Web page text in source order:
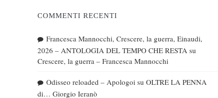
COMMENTI RECENTI
Francesca Mannocchi, Crescere, la guerra, Einaudi,
2026 – ANTOLOGIA DEL TEMPO CHE RESTA su
Crescere, la guerra – Francesca Mannocchi
Odisseo reloaded – Apologoi su OLTRE LA PENNA
di… Giorgio Ieranò